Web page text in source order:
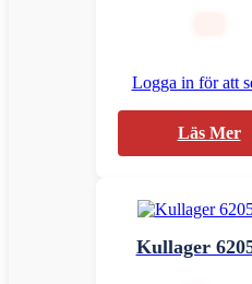
Logga in för att
Läs Mer
Kullager